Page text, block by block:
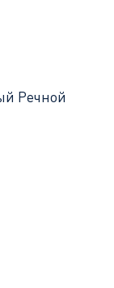
Речной